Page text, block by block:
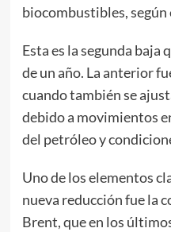
biocombustibles, según
Esta es la segunda baja
de un año. La anterior
cuando también se
debido a movimientos
del petróleo y
Uno de los elementos
nueva reducción fue la
Brent, que en los